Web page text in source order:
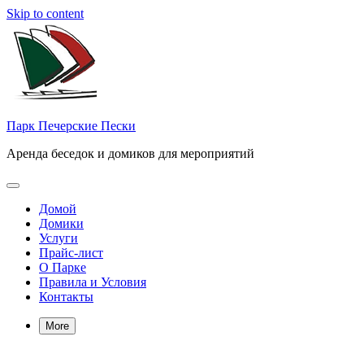
Skip to content
Парк Печерские Пески
Аренда беседок и домиков для мероприятий
Домой
Домики
Услуги
Прайс-лист
О Парке
Правила и Условия
Контакты
More